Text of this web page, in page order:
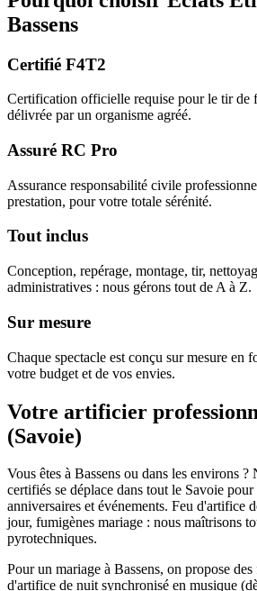
Bassens
Certifié F4T2
Certification officielle requise pour le tir de
délivrée par un organisme agréé.
Assuré RC Pro
Assurance responsabilité civile
prestation, pour votre totale sérénité.
Tout inclus
Conception, repérage, montage, tir,
administratives : nous gérons tout de A à Z.
Sur mesure
Chaque spectacle est conçu sur mesure en
votre budget et de vos envies.
Votre artificier
(Savoie)
Vous êtes à Bassens ou dans les environs
certifiés se déplace dans tout le Savoie pour
anniversaires et événements. Feu d'artifice
jour, fumigènes mariage : nous maîtrisons
pyrotechniques.
Pour un mariage à Bassens, on propose
d'artifice de nuit synchronisé en musique